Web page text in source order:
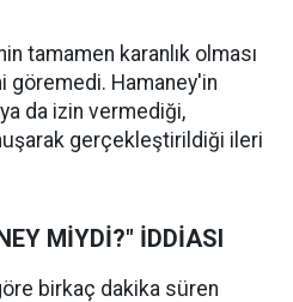
tamamen karanlık olması
göremedi. Hamaney'in
da izin vermediği,
gerçekleştirildiği ileri
MİYDİ?" İDDİASI
birkaç dakika süren